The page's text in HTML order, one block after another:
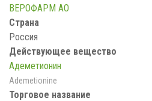
ВЕРОФАРМ АО
Страна
Россия
Действующее вещество
Адеметионин
Ademetionine
Торговое название